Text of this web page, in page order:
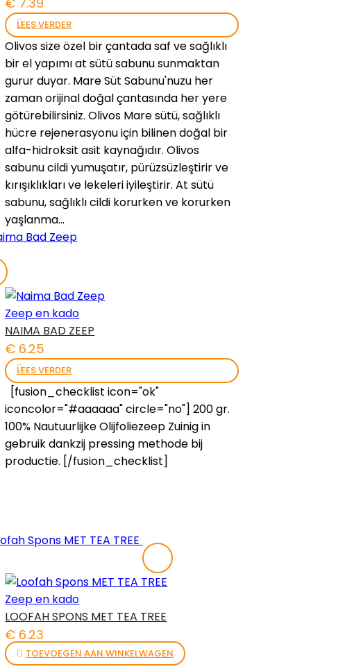
LEES VERDER
Olivos size özel bir çantada saf ve sağlıklı
bir el yapımı at sütü sabunu sunmaktan
gurur duyar. Mare Süt Sabunu'nuzu her
zaman orijinal doğal çantasında her yere
götürebilirsiniz. Olivos Mare sütü, sağlıklı
hücre rejenerasyonu için bilinen doğal bir
alfa-hidroksit asit kaynağıdır. Olivos
sabunu cildi yumuşatır, pürüzsüzleştirir ve
kırışıklıkları ve lekeleri iyileştirir. At sütü
sabunu, sağlıklı cildi korurken ve korurken
yaşlanma…
Zeep en kado
NAIMA BAD ZEEP
€ 6.25
LEES VERDER
[fusion_checklist icon="ok"
iconcolor="#aaaaaa" circle="no"] 200 gr.
100% Nautuurlijke Olijfoliezeep Zuinig in
gebruik dankzij pressing methode bij
productie. [/fusion_checklist]
Zeep en kado
LOOFAH SPONS MET TEA TREE
€ 6.23
TOEVOEGEN AAN WINKELWAGEN